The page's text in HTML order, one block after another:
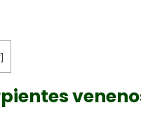
]